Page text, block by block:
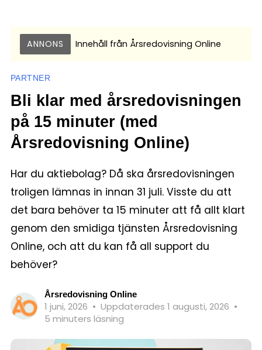
ANNONS Innehåll från Årsredovisning Online
PARTNER
Bli klar med årsredovisningen
på 15 minuter (med
Årsredovisning Online)
Har du aktiebolag? Då ska årsredovisningen
troligen lämnas in innan 31 juli. Visste du att
det bara behöver ta 15 minuter att få allt klart
genom den smidiga tjänsten Årsredovisning
Online, och att du kan få all support du
behöver?
Årsredovisning Online
1 juni, 2026 • Uppdaterades 1 augusti, 2026 •
5 minuters läsning